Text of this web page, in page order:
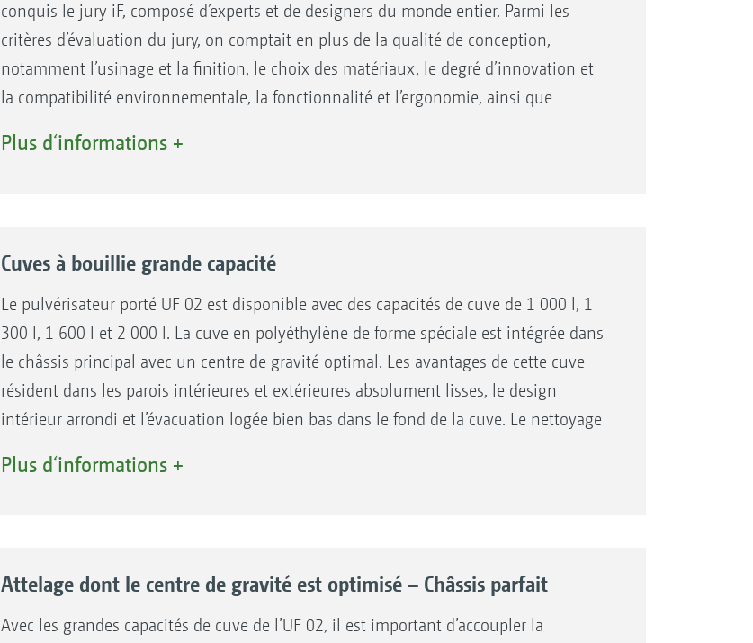
conquis le jury iF, composé d’experts et de designers du monde entier. Parmi les
critères d’évaluation du jury, on comptait en plus de la qualité de conception,
notamment l’usinage et la finition, le choix des matériaux, le degré d’innovation et
la compatibilité environnementale, la fonctionnalité et l’ergonomie, ainsi que
Plus d‘informations +
Cuves à bouillie grande capacité
Le pulvérisateur porté UF 02 est disponible avec des capacités de cuve de 1 000 l, 1
300 l, 1 600 l et 2 000 l. La cuve en polyéthylène de forme spéciale est intégrée dans
le châssis principal avec un centre de gravité optimal. Les avantages de cette cuve
résident dans les parois intérieures et extérieures absolument lisses, le design
intérieur arrondi et l’évacuation logée bien bas dans le fond de la cuve. Le nettoyage
Le remplissage de la cuve est réalisé soit par aspiration, soit par pression extérieur à
nettoyage intérieur, la purge d’air de la cuve et le couvercle facile à ouvrir sont
positionnés sur la partie supérieure.
Plus d‘informations +
Attelage dont le centre de gravité est optimisé – Châssis parfait
Avec les grandes capacités de cuve de l’UF 02, il est important d’accoupler la